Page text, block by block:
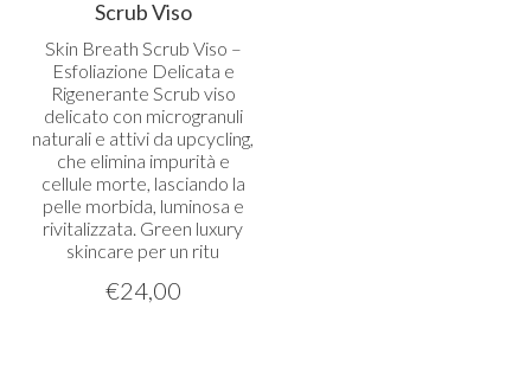
Scrub Viso
Skin Breath Scrub Viso –
Esfoliazione Delicata e
Rigenerante Scrub viso
delicato con microgranuli
naturali e attivi da upcycling,
che elimina impurità e
cellule morte, lasciando la
pelle morbida, luminosa e
rivitalizzata. Green luxury
skincare per un ritu
€24,00